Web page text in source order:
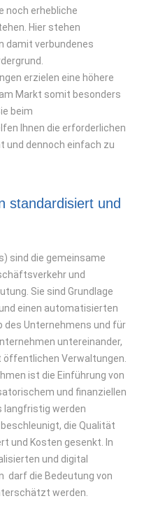
noch erhebliche
Hier stehen
damit verbundenes
erzielen eine höhere
Markt somit besonders
beim
Ihnen die erforderlichen
und dennoch einfach zu
standardisiert und
sind die gemeinsame
und
Sie sind Grundlage
einen automatisierten
des Unternehmens und für
untereinander,
öffentlichen Verwaltungen.
ist die Einführung von
und finanziellen
langfristig werden
die Qualität
und Kosten gesenkt. In
und digital
die Bedeutung von
werden.